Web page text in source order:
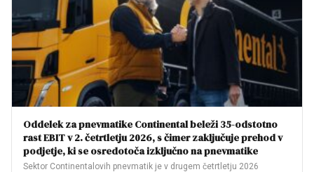
Oddelek za pnevmatike Continental beleži 35-odstotno
rast EBIT v 2. četrtletju 2026, s čimer zaključuje prehod v
podjetje, ki se osredotoča izključno na pnevmatike
Sektor Continentalovih pnevmatik je v drugem četrtletju 2026